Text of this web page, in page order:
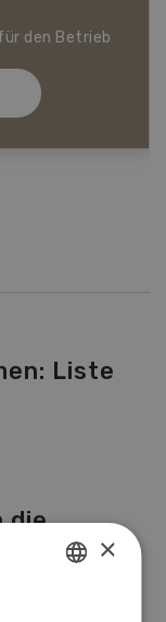
Liste
die
×